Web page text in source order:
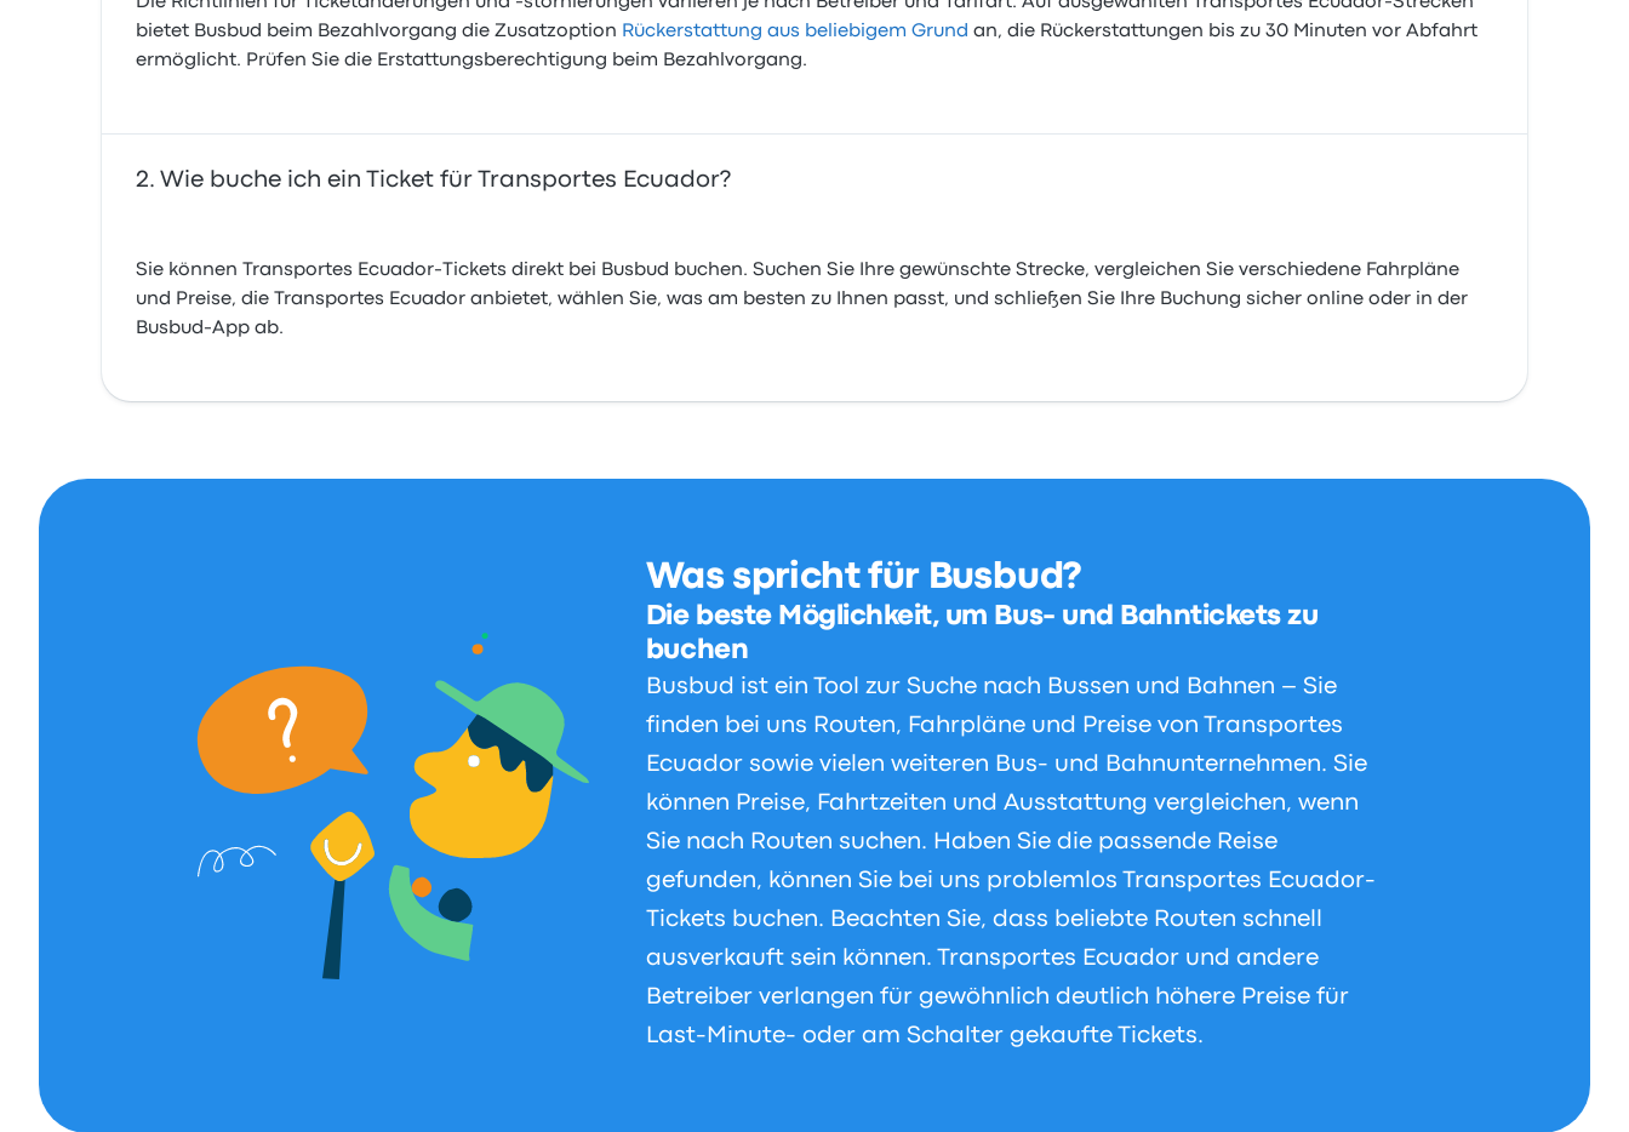
bietet Busbud beim Bezahlvorgang die Zusatzoption Rückerstattung aus beliebigem Grund an, die Rückerstattungen bis zu 30 Minuten vor Abfahrt
ermöglicht. Prüfen Sie die Erstattungsberechtigung beim Bezahlvorgang.
Wie buche ich ein Ticket für Transportes Ecuador?
Sie können Transportes Ecuador-Tickets direkt bei Busbud buchen. Suchen Sie Ihre gewünschte Strecke, vergleichen Sie verschiedene Fahrpläne
und Preise, die Transportes Ecuador anbietet, wählen Sie, was am besten zu Ihnen passt, und schließen Sie Ihre Buchung sicher online oder in der
Busbud-App ab.
Was spricht für Busbud?
Die beste Möglichkeit, um Bus- und Bahntickets zu
buchen
Busbud ist ein Tool zur Suche nach Bussen und Bahnen – Sie
finden bei uns Routen, Fahrpläne und Preise von Transportes
Ecuador sowie vielen weiteren Bus- und Bahnunternehmen. Sie
können Preise, Fahrtzeiten und Ausstattung vergleichen, wenn
Sie nach Routen suchen. Haben Sie die passende Reise
gefunden, können Sie bei uns problemlos Transportes Ecuador-
Tickets buchen. Beachten Sie, dass beliebte Routen schnell
ausverkauft sein können. Transportes Ecuador und andere
Betreiber verlangen für gewöhnlich deutlich höhere Preise für
Last-Minute- oder am Schalter gekaufte Tickets.